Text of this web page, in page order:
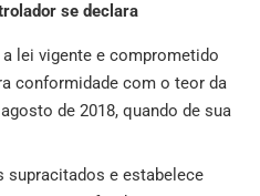
se declara
lei vigente e comprometido
conformidade com o teor da
de 2018, quando de sua
supracitados e estabelece